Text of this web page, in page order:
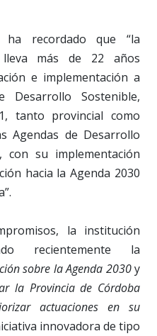
ha recordado que “la
lleva más de 22 años
e implementación a
Sostenible,
tanto provincial como
Agendas de Desarrollo
con su implementación
hacia la Agenda 2030
la institución
recientemente la
sobre la Agenda 2030y
la Provincia de Córdoba
actuaciones en su
innovadora de tipo